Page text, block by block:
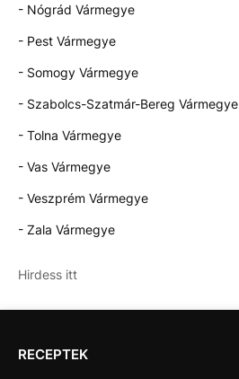
- Nógrád Vármegye
- Pest Vármegye
- Somogy Vármegye
- Szabolcs-Szatmár-Bereg Vármegye
- Tolna Vármegye
- Vas Vármegye
- Veszprém Vármegye
- Zala Vármegye
Hirdess itt
RECEPTEK